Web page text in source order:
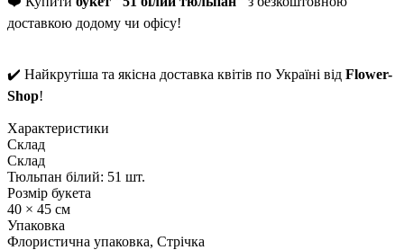
доставкою додому чи офісу!
✔️ Найкрутіша та якісна доставка квітів по Україні від Flower-
Shop!
Характеристики
Склад
Склад
Тюльпан білий: 51 шт.
Розмір букета
40 × 45 см
Упаковка
Флористична упаковка, Стрічка